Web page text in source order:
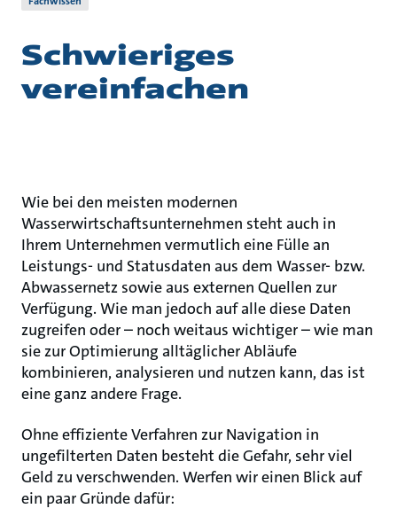
Schwieriges
vereinfachen
Wie bei den meisten modernen
Wasserwirtschaftsunternehmen steht auch in
Ihrem Unternehmen vermutlich eine Fülle an
Leistungs- und Statusdaten aus dem Wasser- bzw.
Abwassernetz sowie aus externen Quellen zur
Verfügung. Wie man jedoch auf alle diese Daten
zugreifen oder – noch weitaus wichtiger – wie man
sie zur Optimierung alltäglicher Abläufe
kombinieren, analysieren und nutzen kann, das ist
eine ganz andere Frage.
Ohne effiziente Verfahren zur Navigation in
ungefilterten Daten besteht die Gefahr, sehr viel
Geld zu verschwenden. Werfen wir einen Blick auf
ein paar Gründe dafür: